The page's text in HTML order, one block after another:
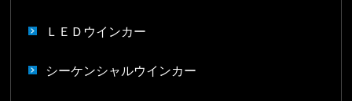
ＬＥＤウインカー
シーケンシャルウインカー